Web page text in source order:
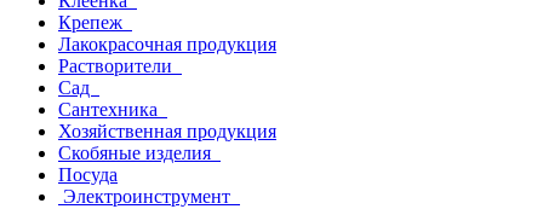
Крепеж
Лакокрасочная продукция
Растворители
Сад
Сантехника
Хозяйственная продукция
Скобяные изделия
Посуда
Электроинструмент